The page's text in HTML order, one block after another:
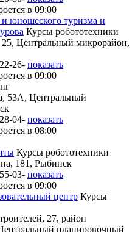
в 09:00
юношеского туризма и
Курсы робототехники
25, Центральный микрорайон,
26- показать
в 09:00
53А, Центральный
04- показать
в 08:00
Курсы робототехники
181, Рыбинск
03- показать
в 09:00
центр Курсы
27, район
планировочный